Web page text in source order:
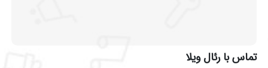
تماس با رئال ویلا